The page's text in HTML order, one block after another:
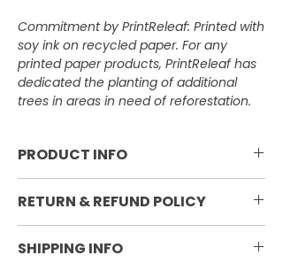
Commitment by PrintReleaf: Printed with
soy ink on recycled paper. For any
printed paper products, PrintReleaf has
dedicated the planting of additional
trees in areas in need of reforestation.
PRODUCT INFO
off; stand up with non-plastic easel;
321 pages on recycled paper; size
4.5" x 4.5"
RETURN & REFUND POLICY
SHIPPING INFO